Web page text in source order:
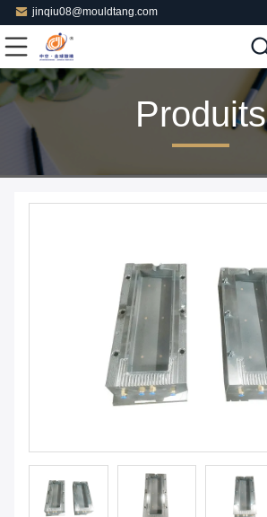
jinqiu08@mouldtang.com
Produits